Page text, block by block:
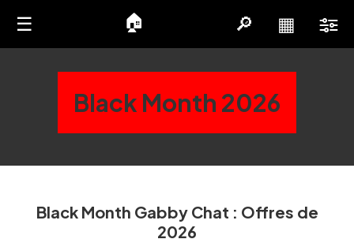
Black Month 2026
Black Month Gabby Chat : Offres de
2026
☰ 🏠 🔎 ▦